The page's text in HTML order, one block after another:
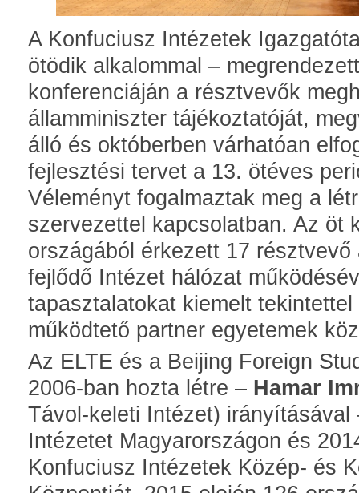
A Konfuciusz Intézetek
ötödik alkalommal –
konferenciáján a résztvevők
államminiszter tájékoztatóját,
álló és októberben várhatóan
fejlesztési tervet a 13. ötéves
Véleményt fogalmaztak meg a
szervezettel kapcsolatban. Az öt
országából érkezett 17
fejlődő Intézet hálózat
tapasztalatokat kiemelt
működtető partner egyetemek
Az ELTE és a Beijing Foreign
2006-ban hozta létre – Hamar
Távol-keleti Intézet) irányításával
Intézetet Magyarországon és
Konfuciusz Intézetek Közép- és